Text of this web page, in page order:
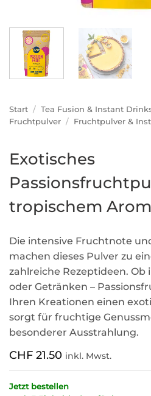
Start / Tea Fusion & Instant
Fruchtpulver / Fruchtpulver &
Exotisches
tropischem
Die intensive Fruchtnote
machen dieses Pulver zu
zahlreiche Rezeptideen. Ob
oder Getränken –
Ihren Kreationen einen
sorgt für fruchtige
besonderer Ausstrahlung.
CHF 21.50 inkl. Mwst.
Jetzt bestellen